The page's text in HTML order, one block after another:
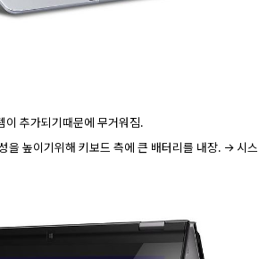
이 추가되기때문에 무거워짐.
을 높이기위해 키보드 측에 큰 배터리를 내장. -> 시스